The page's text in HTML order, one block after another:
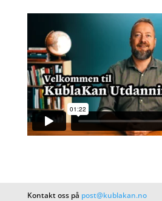
Kontakt oss på post@kublakan.no